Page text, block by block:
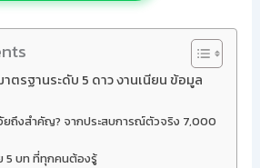
ตรฐานระดับ 5 ดาว งานเนียน ข้อมูล
ยถึงสำคัญ? จากประสบการณ์ตัวจริง 7,000
5 บท ที่ทุกคนต้องรู้